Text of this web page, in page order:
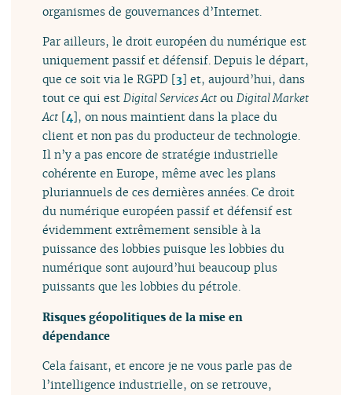
organismes de gouvernances d’Internet.
Par ailleurs, le droit européen du numérique est
uniquement passif et défensif. Depuis le départ,
que ce soit via le RGPD [3] et, aujourd’hui, dans
tout ce qui estDigital Services Act ouDigital Market
Act [4], on nous maintient dans la place du
client et non pas du producteur de technologie.
Il n’y a pas encore de stratégie industrielle
cohérente en Europe, même avec les plans
pluriannuels de ces dernières années. Ce droit
du numérique européen passif et défensif est
évidemment extrêmement sensible à la
puissance des lobbies puisque les lobbies du
numérique sont aujourd’hui beaucoup plus
puissants que les lobbies du pétrole.
Risques géopolitiques de la mise en
dépendance
Cela faisant, et encore je ne vous parle pas de
l’intelligence industrielle, on se retrouve,